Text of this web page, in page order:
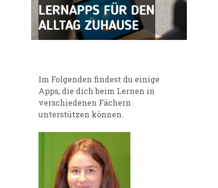
LERNAPPS FÜR DEN
ALLTAG ZUHAUSE
Im Folgenden findest du einige
Apps, die dich beim Lernen in
verschiedenen Fächern
unterstützen können.